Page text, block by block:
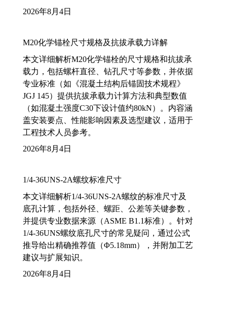
2026年8月4日
M20化学锚栓尺寸规格及抗拔承载力详解
本文详细解析M20化学锚栓的尺寸规格和抗拔承
载力，包括螺杆直径、钻孔尺寸等参数，并依据
专业标准（如《混凝土结构后锚固技术规程》
JGJ 145）提供抗拔承载力计算方法和典型数值
（如混凝土强度C30下设计值约80kN）。内容涵
盖安装要点、性能影响因素及选型建议，适用于
工程技术人员参考。
2026年8月4日
1/4-36UNS-2A螺纹标准尺寸
本文详细解析1/4-36UNS-2A螺纹的标准尺寸及
底孔计算，包括外径、螺距、公差等关键参数，
并提供专业数据来源（ASME B1.1标准）。针对
1/4-36UNS螺纹底孔尺寸的常见疑问，通过公式
推导给出精确推荐值（Φ5.18mm），并附加工艺
建议与扩展知识。
2026年8月4日